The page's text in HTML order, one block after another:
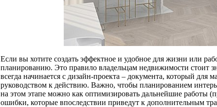
Если вы хотите создать эффектное и удобное для жизни или
планированию. Это правило владельцам недвижимости стоит
всегда начинается с дизайн-проекта – документа, который для
руководством к действию. Важно, чтобы планированием
на этом этапе можно как оптимизировать дальнейшие работы
ошибки, которые впоследствии приведут к дополнительным